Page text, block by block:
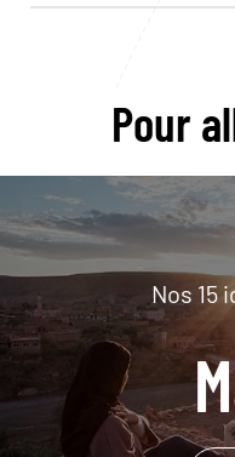
Pour
Nos 15